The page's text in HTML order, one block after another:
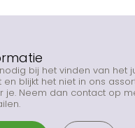
bij het vinden van het
blijkt het niet in ons
je. Neem dan contact op